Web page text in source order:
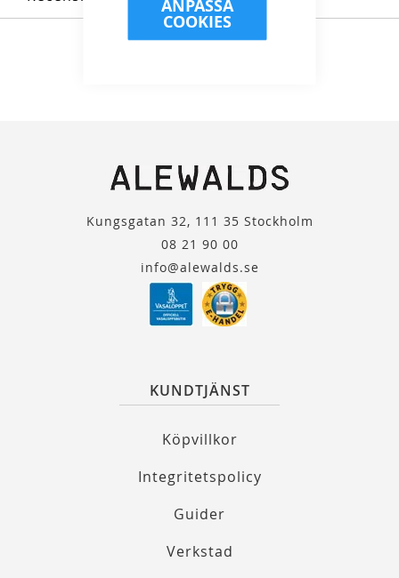
ANPASSA
COOKIES
Kungsgatan 32, 111 35 Stockholm
08 21 90 00
info@alewalds.se
KUNDTJÄNST
Köpvillkor
Integritetspolicy
Guider
Verkstad